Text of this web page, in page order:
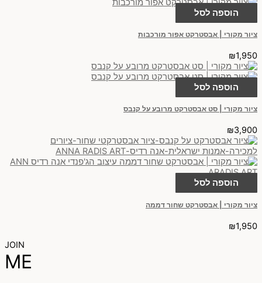
הוספה לסל
ציור מקורי | אבסטרקט אפור מורכבות
₪1,950
הוספה לסל
ציור מקורי | סט אבסטרקט מרובע על קנבס
₪3,900
הוספה לסל
ציור מקורי | אבסטרקט שחור דממה
₪1,950
JOIN
ME